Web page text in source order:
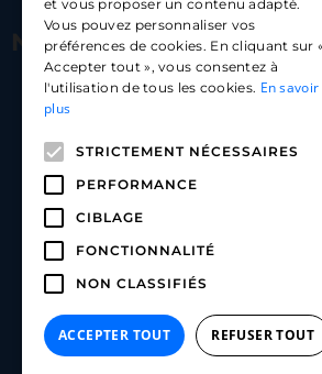
Nous suivre
Carlo App | Instagram
Carlo App | Linkedin
et vous proposer un contenu adapté.
Vous pouvez personnaliser vos
préférences de cookies. En cliquant sur «
Accepter tout », vous consentez à
l'utilisation de tous les cookies. En savoir
plus
STRICTEMENT NÉCESSAIRES
PERFORMANCE
CIBLAGE
FONCTIONNALITÉ
NON CLASSIFIÉS
ACCEPTER TOUT REFUSER TOUT